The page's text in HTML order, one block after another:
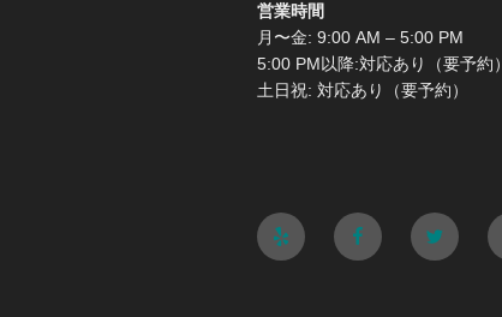
営業時間
月〜金: 9:00 AM – 5:00 PM
5:00 PM以降:対応あり（要予約）
土日祝: 対応あり（要予約）
Yelp FacebookTwitter